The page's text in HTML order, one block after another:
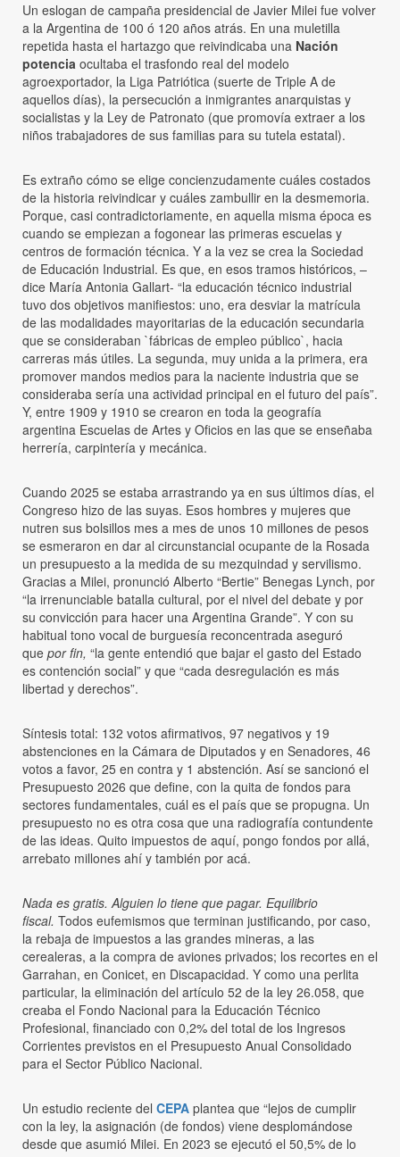
Un eslogan de campaña presidencial de Javier Milei fue volver
a la Argentina de 100 ó 120 años atrás. En una muletilla
repetida hasta el hartazgo que reivindicaba una Nación
potencia ocultaba el trasfondo real del modelo
agroexportador, la Liga Patriótica (suerte de Triple A de
aquellos días), la persecución a inmigrantes anarquistas y
socialistas y la Ley de Patronato (que promovía extraer a los
niños trabajadores de sus familias para su tutela estatal).
Es extraño cómo se elige concienzudamente cuáles costados
de la historia reivindicar y cuáles zambullir en la desmemoria.
Porque, casi contradictoriamente, en aquella misma época es
cuando se empiezan a fogonear las primeras escuelas y
centros de formación técnica. Y a la vez se crea la Sociedad
de Educación Industrial. Es que, en esos tramos históricos, –
dice María Antonia Gallart- “la educación técnico industrial
tuvo dos objetivos manifiestos: uno, era desviar la matrícula
de las modalidades mayoritarias de la educación secundaria
que se consideraban `fábricas de empleo público`, hacia
carreras más útiles. La segunda, muy unida a la primera, era
promover mandos medios para la naciente industria que se
consideraba sería una actividad principal en el futuro del país”.
Y, entre 1909 y 1910 se crearon en toda la geografía
argentina Escuelas de Artes y Oficios en las que se enseñaba
herrería, carpintería y mecánica.
Cuando 2025 se estaba arrastrando ya en sus últimos días, el
Congreso hizo de las suyas. Esos hombres y mujeres que
nutren sus bolsillos mes a mes de unos 10 millones de pesos
se esmeraron en dar al circunstancial ocupante de la Rosada
un presupuesto a la medida de su mezquindad y servilismo.
Gracias a Milei, pronunció Alberto “Bertie” Benegas Lynch, por
“la irrenunciable batalla cultural, por el nivel del debate y por
su convicción para hacer una Argentina Grande”. Y con su
habitual tono vocal de burguesía reconcentrada aseguró
que por fin, “la gente entendió que bajar el gasto del Estado
es contención social” y que “cada desregulación es más
libertad y derechos”.
Síntesis total: 132 votos afirmativos, 97 negativos y 19
abstenciones en la Cámara de Diputados y en Senadores, 46
votos a favor, 25 en contra y 1 abstención. Así se sancionó el
Presupuesto 2026 que define, con la quita de fondos para
sectores fundamentales, cuál es el país que se propugna. Un
presupuesto no es otra cosa que una radiografía contundente
de las ideas. Quito impuestos de aquí, pongo fondos por allá,
arrebato millones ahí y también por acá.
Nada es gratis. Alguien lo tiene que pagar. Equilibrio
fiscal. Todos eufemismos que terminan justificando, por caso,
la rebaja de impuestos a las grandes mineras, a las
cerealeras, a la compra de aviones privados; los recortes en el
Garrahan, en Conicet, en Discapacidad. Y como una perlita
particular, la eliminación del artículo 52 de la ley 26.058, que
creaba el Fondo Nacional para la Educación Técnico
Profesional, financiado con 0,2% del total de los Ingresos
Corrientes previstos en el Presupuesto Anual Consolidado
para el Sector Público Nacional.
Un estudio reciente del CEPA plantea que “lejos de cumplir
con la ley, la asignación (de fondos) viene desplomándose
desde que asumió Milei. En 2023 se ejecutó el 50,5% de lo